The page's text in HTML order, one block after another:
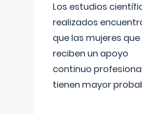
Los estudios
realizados
que las mujeres que
reciben un apoyo
continuo
tienen mayor